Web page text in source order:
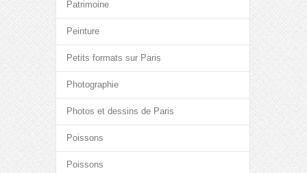
Patrimoine
Peinture
Petits formats sur Paris
Photographie
Photos et dessins de Paris
Poissons
Poissons